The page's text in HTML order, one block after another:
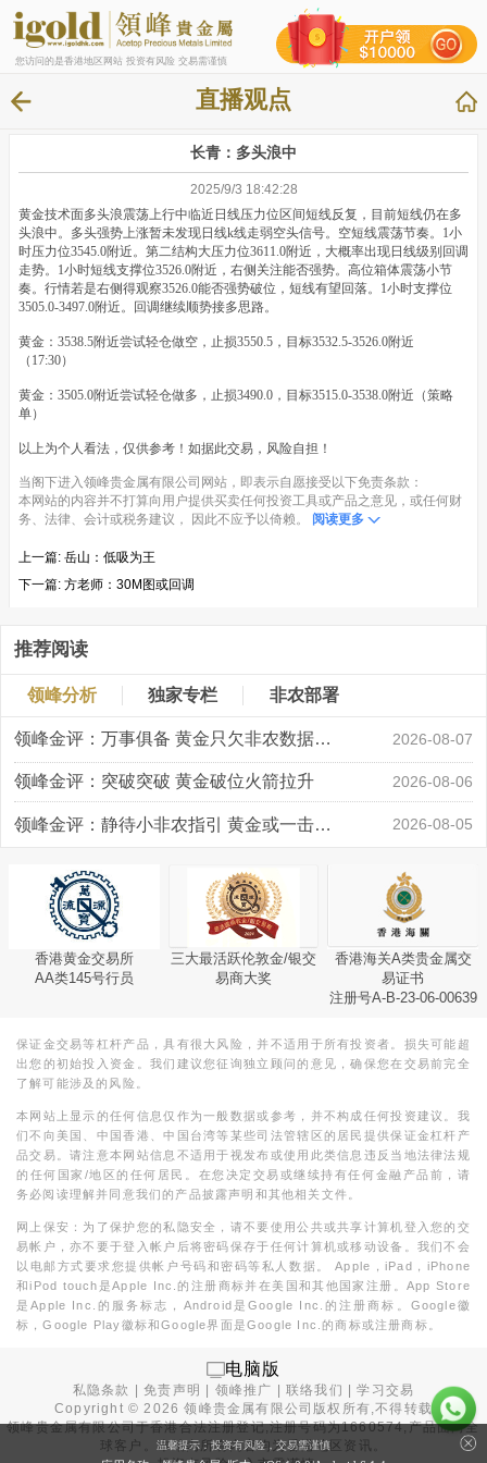
您访问的是香港地区网站 投资有风险 交易需谨慎
直播观点
长青：多头浪中
2025/9/3 18:42:28
黄金技术面多头浪震荡上行中临近日线压力位区间短线反复，目前短线仍在多
头浪中。多头强势上涨暂未发现日线k线走弱空头信号。空短线震荡节奏。1小
时压力位3545.0附近。第二结构大压力位3611.0附近，大概率出现日线级别回调
走势。1小时短线支撑位3526.0附近，右侧关注能否强势。高位箱体震荡小节
奏。行情若是右侧得观察3526.0能否强势破位，短线有望回落。1小时支撑位
3505.0-3497.0附近。回调继续顺势接多思路。
黄金：3538.5附近尝试轻仓做空，止损3550.5，目标3532.5-3526.0附近
（17:30）
黄金：3505.0附近尝试轻仓做多，止损3490.0，目标3515.0-3538.0附近（策略
单）
以上为个人看法，仅供参考！如据此交易，风险自担！
当阁下进入领峰贵金属有限公司网站，即表示自愿接受以下免责条款：
本网站的内容并不打算向用户提供买卖任何投资工具或产品之意见，或任何财
务、法律、会计或税务建议， 因此不应予以倚赖。
阅读更多
上一篇: 岳山：低吸为王
下一篇: 方老师：30M图或回调
推荐阅读
领峰分析 独家专栏 非农部署
领峰金评：万事俱备 黄金只欠非农数据“东风” 2026-08-07
领峰金评：突破突破 黄金破位火箭拉升 2026-08-06
领峰金评：静待小非农指引 黄金或一击破局 2026-08-05
香港黄金交易所
AA类145号行员
三大最活跃伦敦金/银交
易商大奖
香港海关A类贵金属交
易证书
注册号A-B-23-06-00639
保证金交易等杠杆产品，具有很大风险，并不适用于所有投资者。损失可能超
出您的初始投入资金。我们建议您征询独立顾问的意见，确保您在交易前完全
了解可能涉及的风险。
本网站上显示的任何信息仅作为一般数据或参考，并不构成任何投资建议。我
们不向美国、中国香港、中国台湾等某些司法管辖区的居民提供保证金杠杆产
品交易。请注意本网站信息不适用于视发布或使用此类信息违反当地法律法规
的任何国家/地区的任何居民。在您决定交易或继续持有任何金融产品前，请
务必阅读理解并同意我们的产品披露声明和其他相关文件。
网上保安：为了保护您的私隐安全，请不要使用公共或共享计算机登入您的交
易帐户，亦不要于登入帐户后将密码保存于任何计算机或移动设备。我们不会
以电邮方式要求您提供帐户号码和密码等私人数据。 Apple，iPad，iPhone
和iPod touch是Apple Inc.的注册商标并在美国和其他国家注册。App Store
是Apple Inc.的服务标志，Android是Google Inc.的注册商标。Google徽
标，Google Play徽标和Google界面是Google Inc.的商标或注册商标。
电脑版
私隐条款 |免责声明 领峰推广 |联络我们 |学习交易
Copyright ©2026 领峰贵金属有限公司版权所有,不得转载
领峰贵金属有限公司于香港合法注册登记,注册号码为1660574,产品面向全
球客户。本站内所有内容均为香港地区资讯。
温馨提示：投资有风险，交易需谨慎